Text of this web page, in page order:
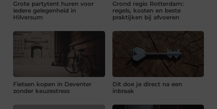
Grote partytent huren voor
iedere gelegenheid in
Hilversum
Grond regio Rotterdam:
regels, kosten en beste
praktijken bij afvoeren
Fietsen kopen in Deventer
zonder keuzestress
Dit doe je direct na een
inbraak